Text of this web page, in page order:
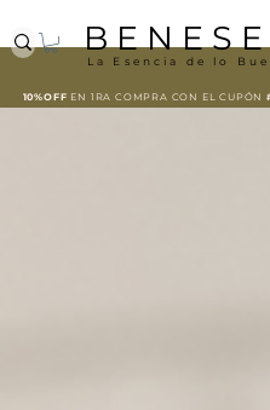
10%OFF EN 1RA COMPRA CON ELCUPÓN
La Esencia de lo
B E N E S